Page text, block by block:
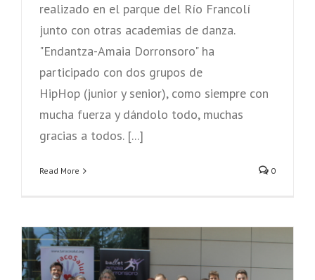
realizado en el parque del Río Francolí
junto con otras academias de danza.
"Endantza-Amaia Dorronsoro" ha
participado con dos grupos de
HipHop (junior y senior), como siempre con
mucha fuerza y dándolo todo, muchas
gracias a todos. [...]
Read More 0